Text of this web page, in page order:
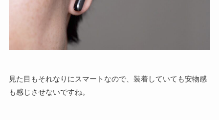
見た目もそれなりにスマートなので、装着していても安物感
も感じさせないですね。